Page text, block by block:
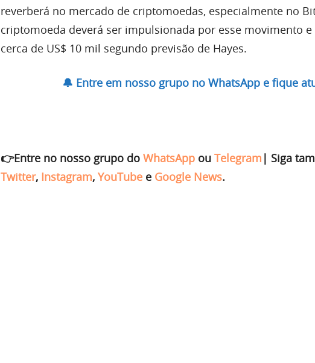
reverberá no mercado de criptomoedas, especialmente no
criptomoeda deverá ser impulsionada por esse movimento e
cerca de US$ 10 mil segundo previsão de Hayes.
🔔 Entre em nosso grupo no WhatsApp e fique
👉Entre no nosso grupo do WhatsApp ou Telegram | Siga
Twitter, Instagram, YouTube e Google News.